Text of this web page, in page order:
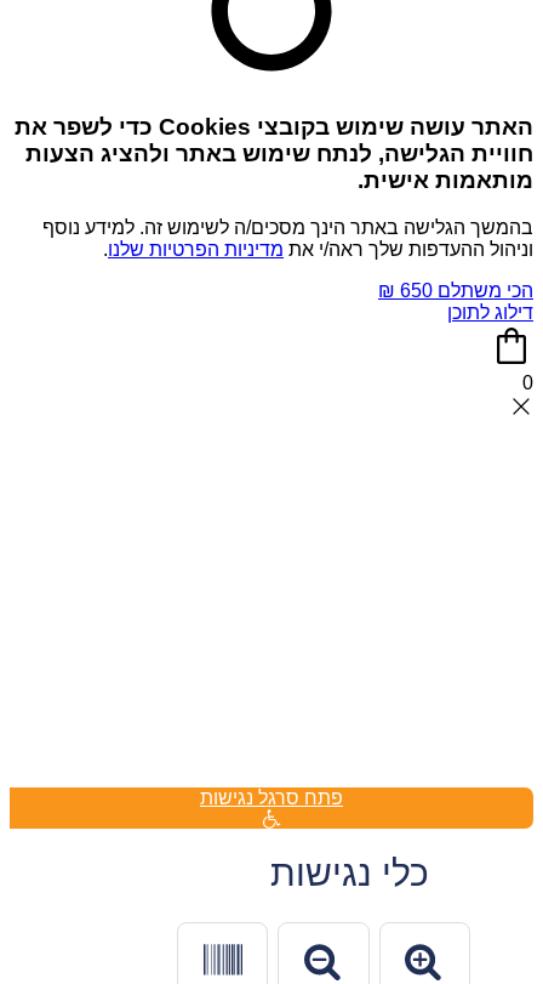
האתר עושה שימוש בקובצי Cookies כדי לשפר את
חוויית הגלישה, לנתח שימוש באתר ולהציג הצעות
מותאמות אישית.
בהמשך הגלישה באתר הינך מסכים/ה לשימוש זה. למידע נוסף
וניהול ההעדפות שלך ראה/י את מדיניות הפרטיות שלנו.
הכי משתלם 650 ₪
דילוג לתוכן
0
פתח סרגל נגישות
כלי נגישות